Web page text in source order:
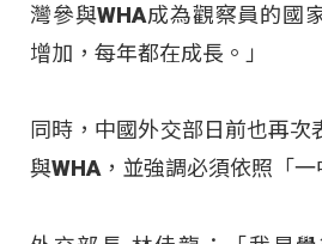
灣參與WHA成為觀察員的國
增加，每年都在成長。」
同時，中國外交部日前也再次
與WHA，並強調必須依照「一